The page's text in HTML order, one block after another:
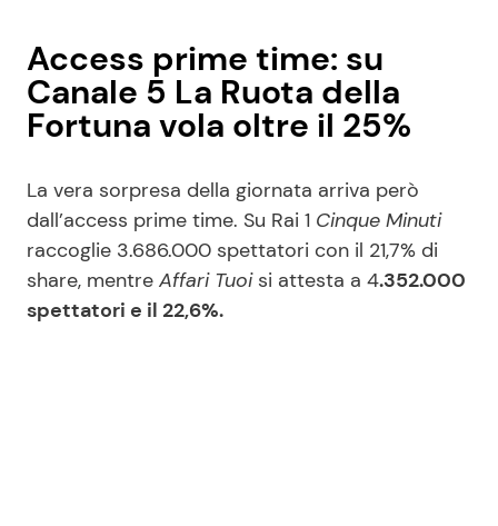
Access prime time: su
Canale 5 La Ruota della
Fortuna vola oltre il 25%
La vera sorpresa della giornata arriva però
dall’access prime time. Su Rai 1 Cinque Minuti
raccoglie 3.686.000 spettatori con il 21,7% di
share, mentre Affari Tuoisi attesta a 4.352.000
spettatori e il 22,6%.